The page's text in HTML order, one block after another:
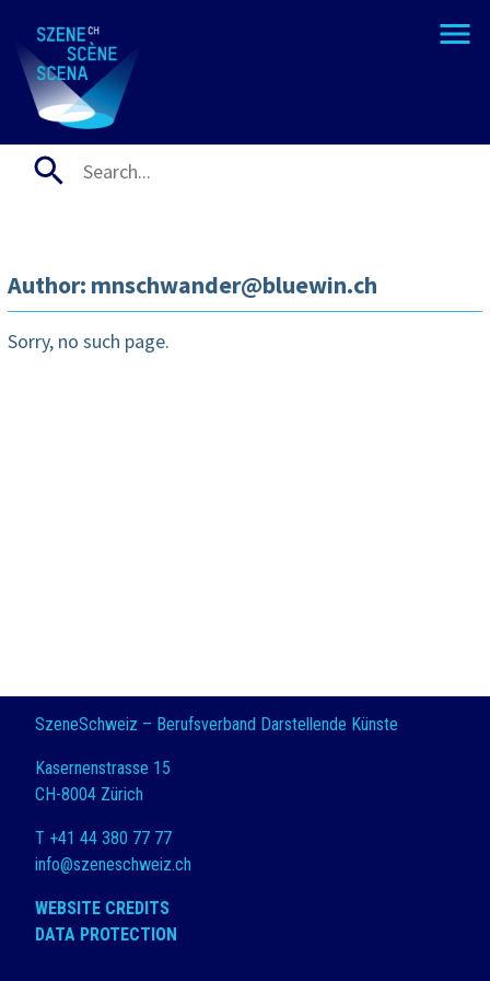
Author: mnschwander@bluewin.ch
Sorry, no such page.
SzeneSchweiz – Berufsverband Darstellende Künste
Kasernenstrasse 15
CH-8004 Zürich
T +41 44 380 77 77
info@szeneschweiz.ch
WEBSITE CREDITS
DATA PROTECTION